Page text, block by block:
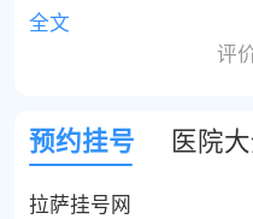
医院，医生仔细分析
定方案。坚持治疗
全文
评
预约挂号 医院
拉萨挂号网